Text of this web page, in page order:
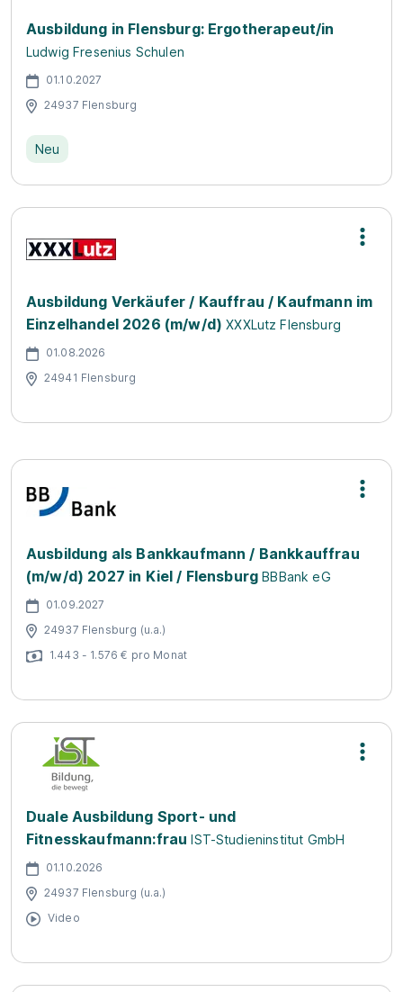
Ausbildung in Flensburg: Ergotherapeut/in
Ludwig Fresenius Schulen
01.10.2027
24937 Flensburg
Neu
Ausbildung Verkäufer / Kauffrau / Kaufmann im
Einzelhandel 2026 (m/w/d) XXXLutz Flensburg
01.08.2026
24941 Flensburg
Ausbildung als Bankkaufmann / Bankkauffrau
(m/w/d) 2027 in Kiel / Flensburg BBBank eG
01.09.2027
24937 Flensburg (u.a.)
1.443 - 1.576 € pro Monat
Duale Ausbildung Sport- und
Fitnesskaufmann:frau IST-Studieninstitut GmbH
01.10.2026
24937 Flensburg (u.a.)
Video